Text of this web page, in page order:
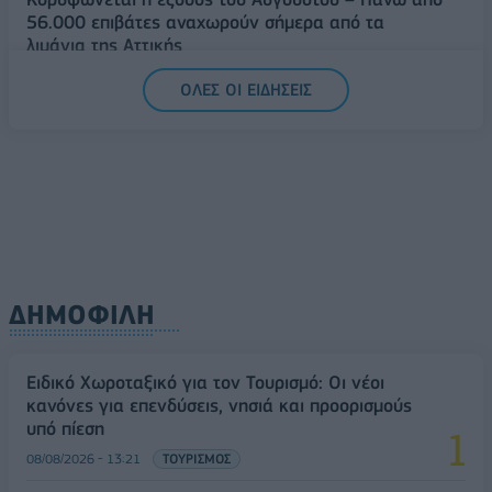
56.000 επιβάτες αναχωρούν σήμερα από τα
λιμάνια της Αττικής
ΕΛΛΑΔΑ
Δυτική Αττική: Η επόμενη ημέρα μετά τις πυρκαγιές
ΟΛΕΣ ΟΙ ΕΙΔΗΣΕΙΣ
ΔΗΜΟΦΙΛΗ
Ειδικό Χωροταξικό για τον Τουρισμό: Οι νέοι
κανόνες για επενδύσεις, νησιά και προορισμούς
υπό πίεση
08/08/2026 - 13:21 ΤΟΥΡΙΣΜΟΣ